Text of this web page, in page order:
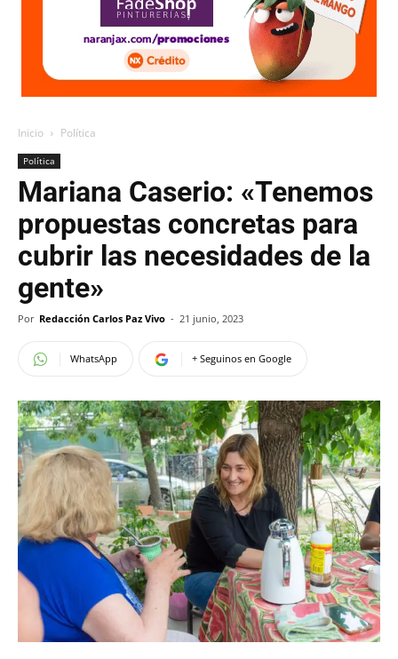
Inicio Política
Política
Mariana Caserio: «Tenemos
propuestas concretas para
cubrir las necesidades de la
gente»
Por Redacción Carlos Paz Vivo - 21 junio, 2023
WhatsApp + Seguinos en Google